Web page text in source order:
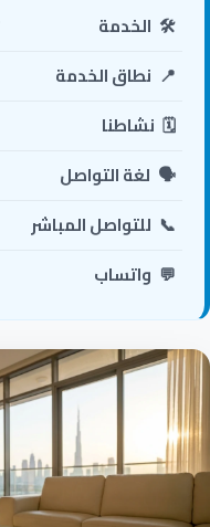
🛠️ الخدمة
📍 نطاق الخدمة
🗓️ نشاطنا
🗣️ لغة التواصل
📞 للتواصل المباشر
💬 واتساب